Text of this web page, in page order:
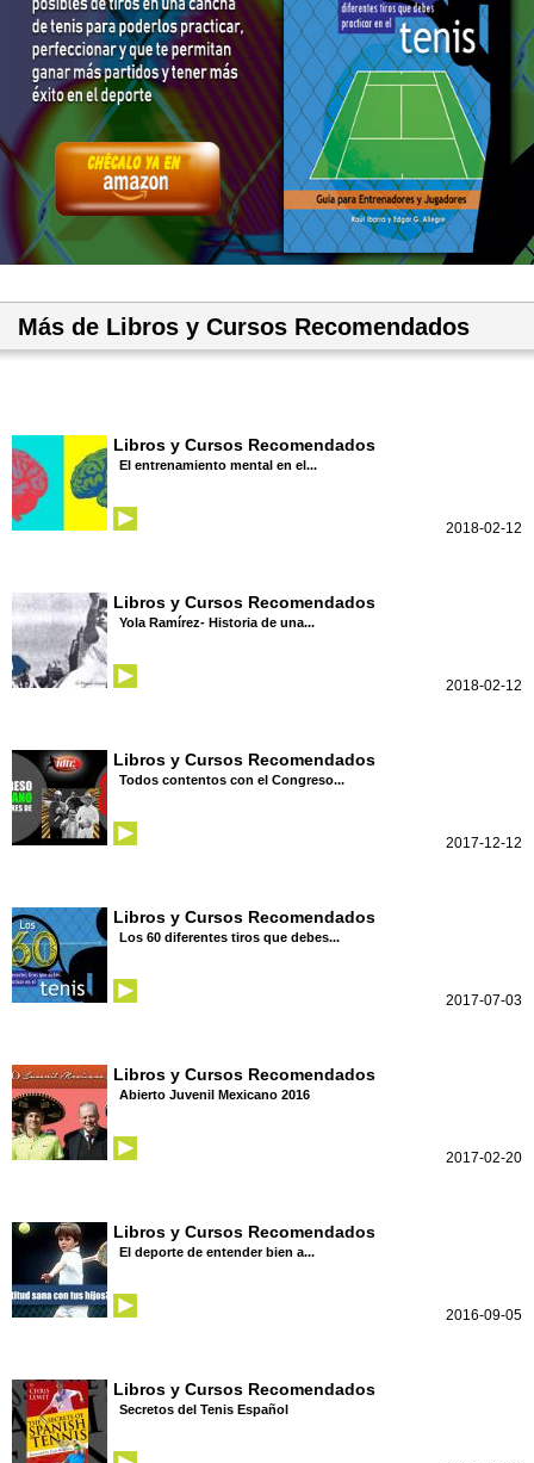
Más de Libros y Cursos Recomendados
Libros y Cursos Recomendados
El entrenamiento mental en el...
2018-02-12
Libros y Cursos Recomendados
Yola Ramírez- Historia de una...
2018-02-12
Libros y Cursos Recomendados
Todos contentos con el Congreso...
2017-12-12
Libros y Cursos Recomendados
Los 60 diferentes tiros que debes...
2017-07-03
Libros y Cursos Recomendados
Abierto Juvenil Mexicano 2016
2017-02-20
Libros y Cursos Recomendados
El deporte de entender bien a...
2016-09-05
Libros y Cursos Recomendados
Secretos del Tenis Español